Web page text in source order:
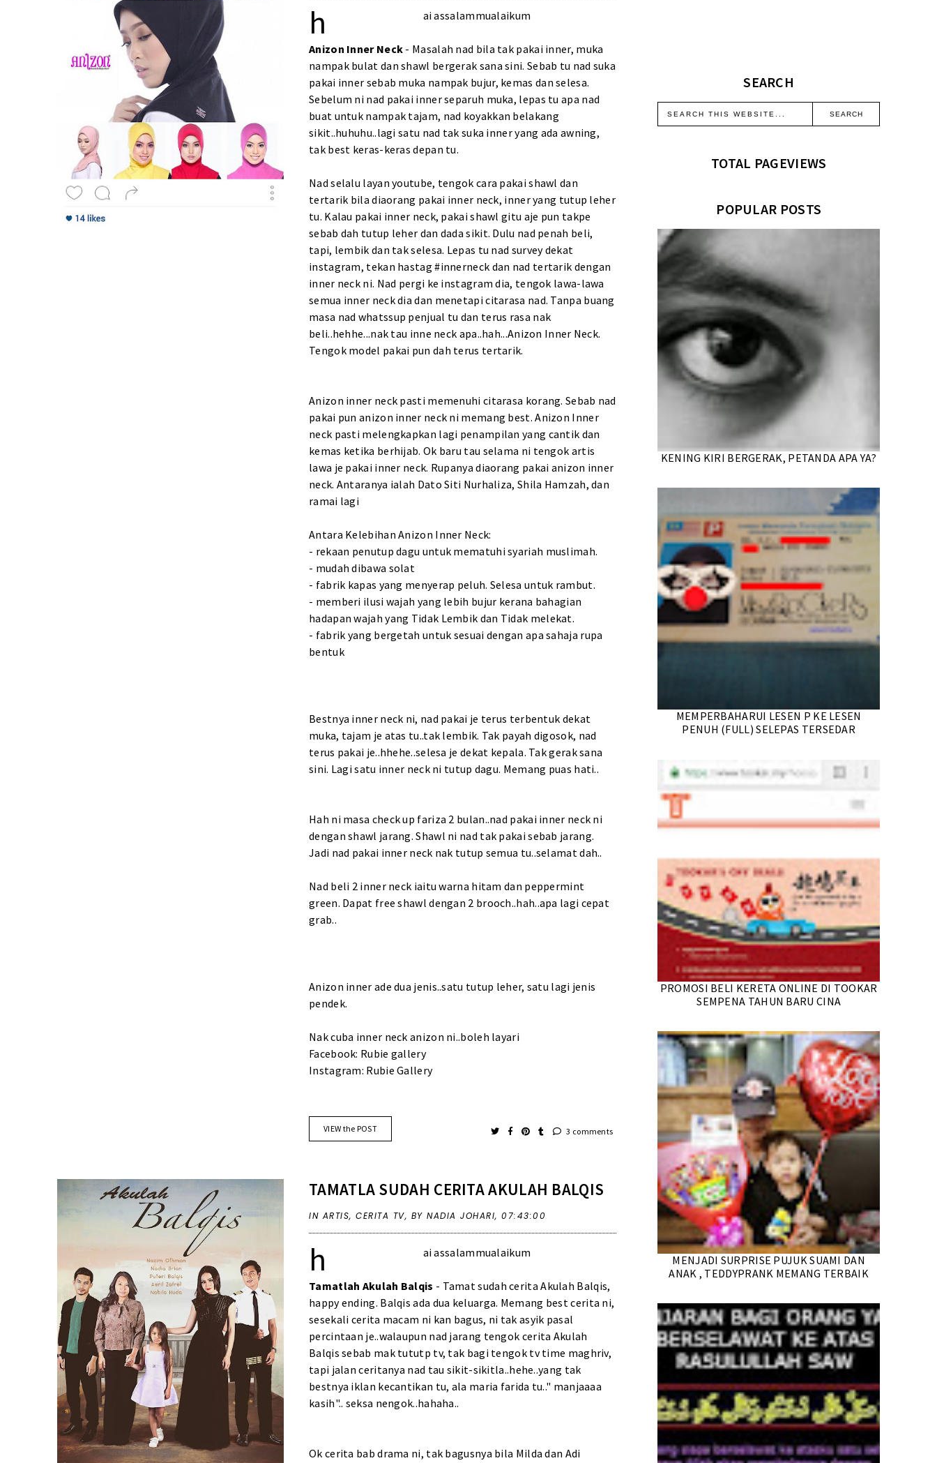
h ai assalammualaikum
Anizon Inner Neck - Masalah nad bila tak pakai inner, muka
nampak bulat dan shawl bergerak sana sini. Sebab tu nad suka
pakai inner sebab muka nampak bujur, kemas dan selesa.
Sebelum ni nad pakai inner separuh muka, lepas tu apa nad
buat untuk nampak tajam, nad koyakkan belakang
sikit..huhuhu..lagi satu nad tak suka inner yang ada awning,
tak best keras-keras depan tu.
Nad selalu layan youtube, tengok cara pakai shawl dan
tertarik bila diaorang pakai inner neck, inner yang tutup leher
tu. Kalau pakai inner neck, pakai shawl gitu aje pun takpe
sebab dah tutup leher dan dada sikit. Dulu nad penah beli,
tapi, lembik dan tak selesa. Lepas tu nad survey dekat
instagram, tekan hastag #innerneck dan nad tertarik dengan
inner neck ni. Nad pergi ke instagram dia, tengok lawa-lawa
semua inner neck dia dan menetapi citarasa nad. Tanpa buang
masa nad whatssup penjual tu dan terus rasa nak
beli..hehhe...nak tau inne neck apa..hah...Anizon Inner Neck.
Tengok model pakai pun dah terus tertarik.
Anizon inner neck pasti memenuhi citarasa korang. Sebab nad
pakai pun anizon inner neck ni memang best. Anizon Inner
neck pasti melengkapkan lagi penampilan yang cantik dan
kemas ketika berhijab. Ok baru tau selama ni tengok artis
lawa je pakai inner neck. Rupanya diaorang pakai anizon inner
neck. Antaranya ialah Dato Siti Nurhaliza, Shila Hamzah, dan
ramai lagi
Antara Kelebihan Anizon Inner Neck:
- rekaan penutup dagu untuk mematuhi syariah muslimah.
- mudah dibawa solat
- fabrik kapas yang menyerap peluh. Selesa untuk rambut.
- memberi ilusi wajah yang lebih bujur kerana bahagian
hadapan wajah yang Tidak Lembik dan Tidak melekat.
- fabrik yang bergetah untuk sesuai dengan apa sahaja rupa
bentuk
Bestnya inner neck ni, nad pakai je terus terbentuk dekat
muka, tajam je atas tu..tak lembik. Tak payah digosok, nad
terus pakai je..hhehe..selesa je dekat kepala. Tak gerak sana
sini. Lagi satu inner neck ni tutup dagu. Memang puas hati..
Hah ni masa check up fariza 2 bulan..nad pakai inner neck ni
dengan shawl jarang. Shawl ni nad tak pakai sebab jarang.
Jadi nad pakai inner neck nak tutup semua tu..selamat dah..
Nad beli 2 inner neck iaitu warna hitam dan peppermint
green. Dapat free shawl dengan 2 brooch..hah..apa lagi cepat
grab..
Anizon inner ade dua jenis..satu tutup leher, satu lagi jenis
pendek.
Nak cuba inner neck anizon ni..boleh layari
Facebook: Rubie gallery
Instagram: Rubie Gallery
VIEW the POST 3 comments
TAMATLA SUDAH CERITA AKULAH BALQIS
IN ARTIS,CERITA TV, BY NADIA JOHARI,07:43:00
h ai assalammualaikum
Tamatlah Akulah Balqis - Tamat sudah cerita Akulah Balqis,
happy ending. Balqis ada dua keluarga. Memang best cerita ni,
sesekali cerita macam ni kan bagus, ni tak asyik pasal
percintaan je..walaupun nad jarang tengok cerita Akulah
Balqis sebab mak tututp tv, tak bagi tengok tv time maghriv,
tapi jalan ceritanya nad tau sikit-sikitla..hehe..yang tak
bestnya iklan kecantikan tu, ala maria farida tu.." manjaaaa
kasih".. seksa nengok..hahaha..
Ok cerita bab drama ni, tak bagusnya bila Milda dan Adi
SEARCH
TOTAL PAGEVIEWS
POPULAR POSTS
KENING KIRI BERGERAK, PETANDA APA YA?
MEMPERBAHARUI LESEN P KE LESEN
PENUH (FULL) SELEPAS TERSEDAR
PROMOSI BELI KERETA ONLINE DI TOOKAR
SEMPENA TAHUN BARU CINA
MENJADI SURPRISE PUJUK SUAMI DAN
ANAK , TEDDYPRANK MEMANG TERBAIK